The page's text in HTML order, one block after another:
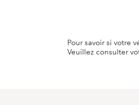
Pour savoir si votre
Veuillez consulter